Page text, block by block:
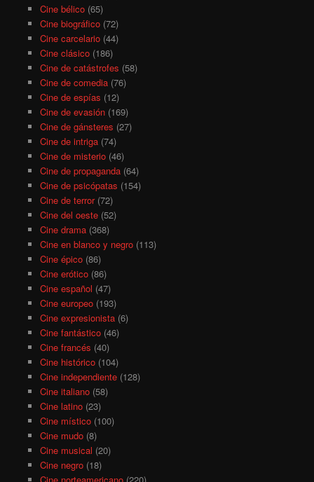
Cine bélico(65)
Cine biográfico(72)
Cine carcelario(44)
Cine clásico(186)
Cine de catástrofes (58)
Cine de comedia(76)
Cine de espías (12)
Cine de evasión(169)
Cine de gánsteres (27)
Cine de intriga(74)
Cine de misterio(46)
Cine de propaganda(64)
Cine de psicópatas (154)
Cine de terror(72)
Cine del oeste(52)
Cine drama(368)
Cine en blanco y negro(113)
Cine épico(86)
Cine erótico(86)
Cine español (47)
Cine europeo(193)
Cine expresionista(6)
Cine fantástico(46)
Cine francés (40)
Cine histórico(104)
Cine independiente(128)
Cine italiano(58)
Cine latino(23)
Cine místico(100)
Cine mudo(8)
Cine musical (20)
Cine negro(18)